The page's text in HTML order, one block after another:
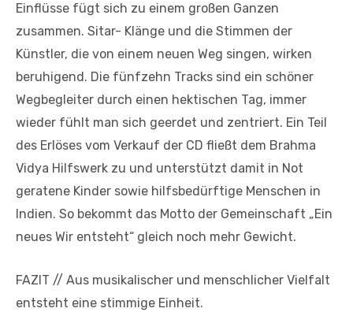
Einflüsse fügt sich zu einem großen Ganzen
zusammen. Sitar- Klänge und die Stimmen der
Künstler, die von einem neuen Weg singen, wirken
beruhigend. Die fünfzehn Tracks sind ein schöner
Wegbegleiter durch einen hektischen Tag, immer
wieder fühlt man sich geerdet und zentriert. Ein Teil
des Erlöses vom Verkauf der CD fließt dem Brahma
Vidya Hilfswerk zu und unterstützt damit in Not
geratene Kinder sowie hilfsbedürftige Menschen in
Indien. So bekommt das Motto der Gemeinschaft „Ein
neues Wir entsteht“ gleich noch mehr Gewicht.
FAZIT // Aus musikalischer und menschlicher Vielfalt
entsteht eine stimmige Einheit.